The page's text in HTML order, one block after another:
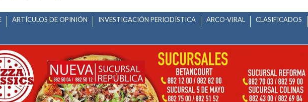
ARTÍCULOS DE OPINIÓN INVESTIGACIÓN PERIODÍSTICA ARCO-VIRAL
CLASIFICADOS